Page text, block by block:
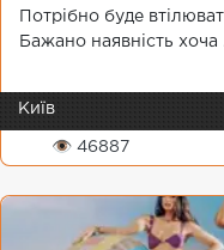
Потрібно буде
Бажано наявність хоча
Київ
👁 46887